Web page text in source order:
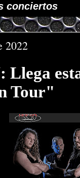
conciertos
2022
Tour"